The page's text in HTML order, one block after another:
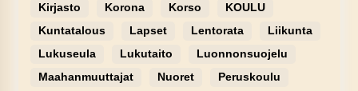
Kirjasto
Korona Korso
KOULU
Kuntatalous
Lapset Lentorata
Liikunta
Lukuseula
Lukutaito
Luonnonsuojelu
Maahanmuuttajat
Nuoret
Peruskoulu